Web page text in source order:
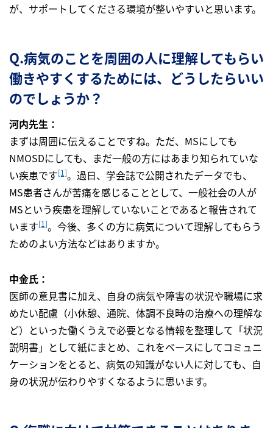
が、サポートしてくださる環境が整いやすいと思います。
Q.病気のことを周囲の人に理解してもらい
働きやすくするためには、どうしたらいい
のでしょうか？
河内先生：
まずは周囲に伝えることですね。ただ、MSにしても
NMOSDにしても、まだ一般の方にはあまり知られていな
い疾患です[1]。過日、学会誌で公開されたデータでも、
MS患者さんが苦痛を感じることとして、一般社会の人が
MSという疾患を理解していないことであると報告されて
います[1]。今後、多くの方に病気について理解してもらう
ためのよい方法などはありますか。
中金氏：
医師の意見書に加え、自身の病気や障害の状況や職場に求
めたい配慮（小休憩、通院、体調不良時の治療への理解な
ど）といった働くうえで必要となる情報を整理して「状況
説明書」として紙にまとめ、これをベースにしてコミュニ
ケーションをとると、病気の知識がない人に対しても、自
身の状況が伝わりやすくなるように思います。